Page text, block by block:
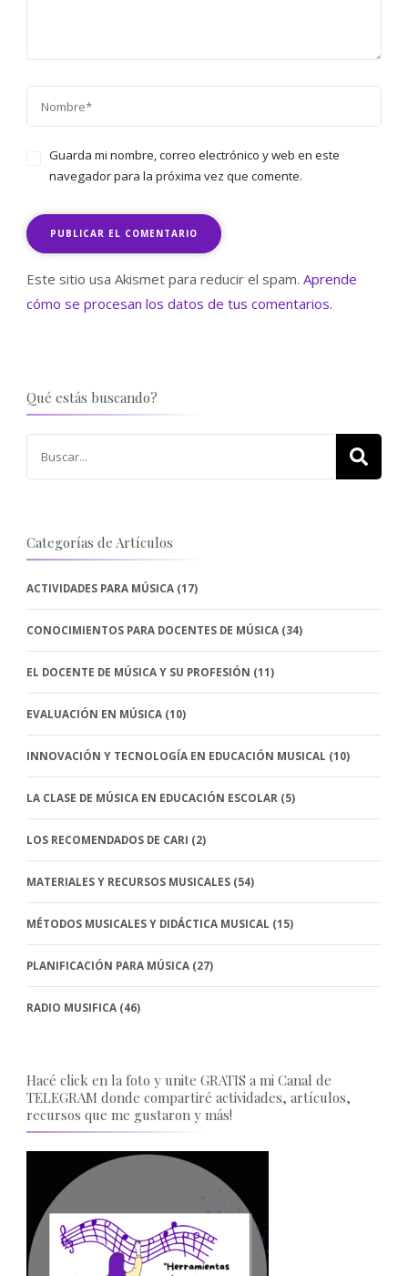
Guarda mi nombre, correo electrónico y web en este
navegador para la próxima vez que comente.
Este sitio usa Akismet para reducir el spam. Aprende
cómo se procesan los datos de tus comentarios.
Qué estás buscando?
Categorías de Artículos
ACTIVIDADES PARA MÚSICA (17)
CONOCIMIENTOS PARA DOCENTES DE MÚSICA (34)
EL DOCENTE DE MÚSICA Y SU PROFESIÓN (11)
EVALUACIÓN EN MÚSICA (10)
INNOVACIÓN Y TECNOLOGÍA EN EDUCACIÓN MUSICAL (10)
LA CLASE DE MÚSICA EN EDUCACIÓN ESCOLAR (5)
LOS RECOMENDADOS DE CARI (2)
MATERIALES Y RECURSOS MUSICALES (54)
MÉTODOS MUSICALES Y DIDÁCTICA MUSICAL (15)
PLANIFICACIÓN PARA MÚSICA (27)
RADIO MUSIFICA (46)
Hacé click en la foto y unite GRATIS a mi Canal de
TELEGRAM donde compartiré actividades, artículos,
recursos que me gustaron y más!